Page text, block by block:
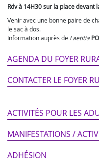
Rdv à 14H30 sur la place devant
Venir avec une bonne paire de
le sac à dos.
Information auprès de Laetitia
AGENDA DU FOYER
CONTACTER LE FOYER
ACTIVITÉS POUR LES
MANIFESTATIONS /
ADHÉSION